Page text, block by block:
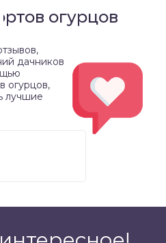
огурцов
дачников
огурцов,
лучшие